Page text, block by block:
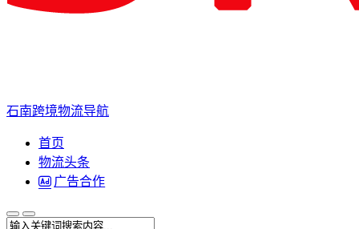
石南跨境物流导航
首页
物流头条
广告合作